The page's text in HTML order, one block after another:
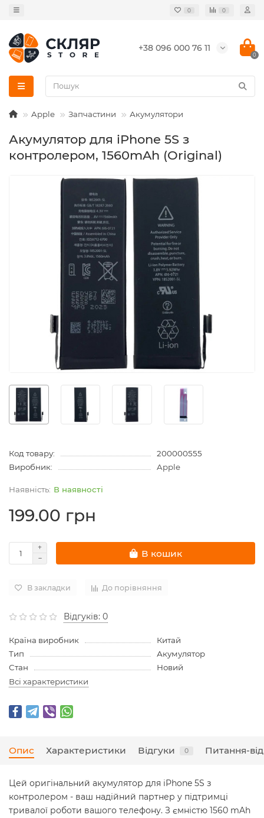
0 0
+38 096 000 76 11
0
Apple Запчастини Акумулятори
Акумулятор для iPhone 5S з
контролером, 1560mAh (Original)
Код товару:
200000555
Виробник:
Apple
В наявності
199.00 грн
В кошик
В закладки До порівняння
Відгуків: 0
Країна виробник
Китай
Тип
Акумулятор
Стан
Новий
Всі характеристики
Опис Характеристики Відгуки 0 Питання-
Цей оригінальний акумулятор для iPhone 5S з
контролером - ваш надійний партнер у підтримці
тривалої роботи вашого телефону. З ємністю 1560 mAh